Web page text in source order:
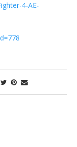
4-AE-